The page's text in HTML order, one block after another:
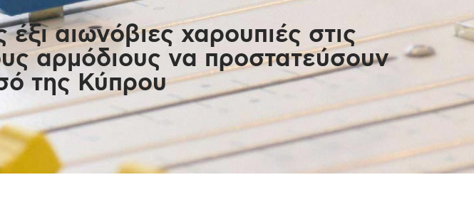
αιωνόβιες χαρουπιές στις
αρμόδιους να προστατεύσουν
της Κύπρου